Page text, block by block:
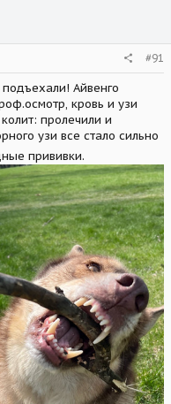
#91
Айвенго
кровь и узи
пролечили и
узи все стало сильно
прививки.